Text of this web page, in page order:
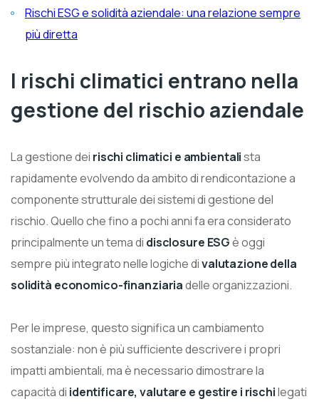
Rischi ESG e solidità aziendale: una relazione sempre
più diretta
I rischi climatici entrano nella
gestione del rischio aziendale
La gestione dei rischi climatici e ambientalista
rapidamente evolvendo da ambito di rendicontazione a
componente strutturale dei sistemi di gestione del
rischio. Quello che fino a pochi anni fa era considerato
principalmente un tema di disclosure ESGè oggi
sempre più integrato nelle logiche divalutazione della
solidità economico-finanziariadelle organizzazioni.
Per le imprese, questo significa un cambiamento
sostanziale: non è più sufficiente descrivere i propri
impatti ambientali, ma è necessario dimostrare la
capacità di identificare, valutare e gestire i rischilegati